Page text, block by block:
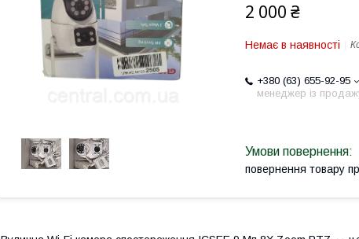
2 000 ₴
Немає в наявності
+380 (63) 655-92-95
менеджер із
повернення товару